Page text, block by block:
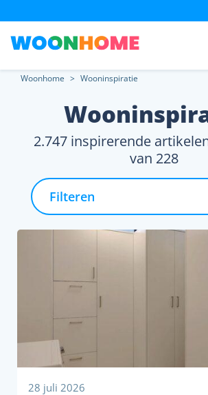
Woonhome > Wooninspiratie
2.747 inspirerende
van 228
28 juli 2026